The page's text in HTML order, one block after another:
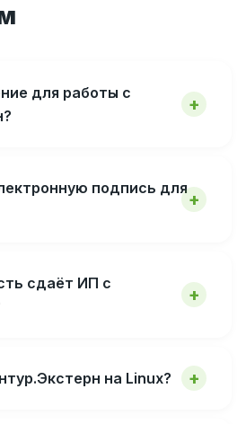
для работы с
подпись для
сдаёт ИП с
на Linux?